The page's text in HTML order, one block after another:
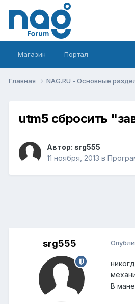
Магазин Портал
Главная NAG.RU - Основные
utm5 сбросить
Автор: srg555
11 ноября, 2013 в
srg555
В